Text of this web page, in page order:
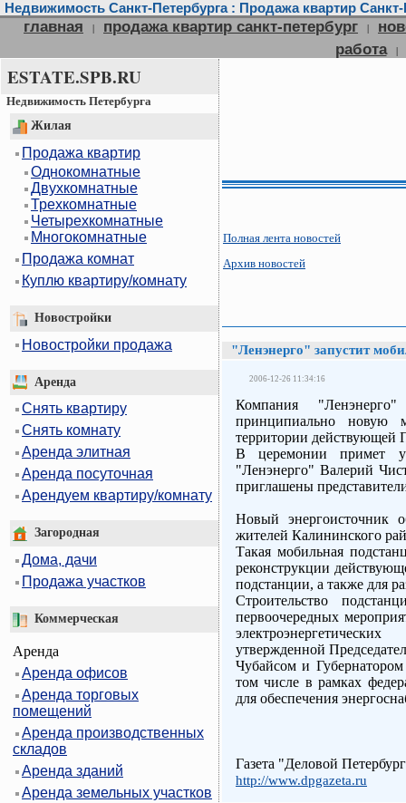
Недвижимость Санкт-Петербурга : Продажа квартир
главная | продажа квартир санкт-петербург |
работа
|
ESTATE.SPB.RU
Недвижимость Петербурга
Жилая
Продажа квартир
Однокомнатные
Двухкомнатные
Трехкомнатные
Четырехкомнатные
Многокомнатные
Продажа комнат
Куплю квартиру/комнату
Новостройки
Новостройки продажа
Аренда
Снять квартиру
Снять комнату
Аренда элитная
Аренда посуточная
Арендуем квартиру/комнату
Загородная
Дома, дачи
Продажа участков
Коммерческая
Аренда
Аренда офисов
Аренда торговых
помещений
Аренда производственных
складов
Аренда зданий
Аренда земельных участков
Полная лента новостей
Архив новостей
"Ленэнерго" запустит
2006-12-26 11:34:16
Компания
принципиально
территории действующей
В церемонии примет
"Ленэнерго" Валерий
приглашены
Новый энергоисточник
жителей Калининского
Такая мобильная
реконструкции
подстанции, а также для
Строительство
первоочередных
утвержденной
Чубайсом и
том числе в рамках
для обеспечения
Газета "Деловой
http://www.dpgazeta.ru